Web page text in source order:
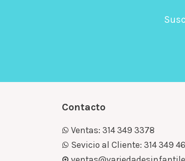
Contacto
Ventas: 314 349 3378
Sevicio al Cliente: 314 349